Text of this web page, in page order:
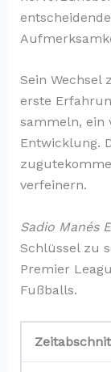
Sein Wechsel
erste
sammeln, ein
Entwicklung.
verfeinern.
Sadio Manés
Schlüssel zu
Premier
Fußballs.